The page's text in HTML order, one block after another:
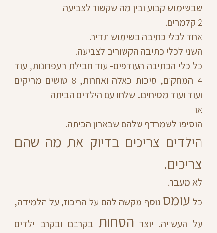
שבשימוש קבוע ובין מה שקשור לצביעה.
2 קלמרים.
אחד לכלי כתיבה בשימוש תדיר.
השני לכלי כתיבה הקשורים לצביעה.
כל כלי הכתיבה העודפים- עוד חבילת העפרונות, עוד
4 המחקים, סיכות כאלה ואחרות, 8 טושים מחיקים
ועוד ועוד מסיחים.. שלחו עם הילדים הביתה
או
הוסיפו לשמרדף שלהם שבארון הכיתה.
הילדים צריכים בדיוק את מה שהם
צריכים.
לא מעבר.
כל עומס נוסף מקשה להם על הריכוז, על הלמידה,
על העשייה. יוצר הסחות בקרבם ובקרב ילדים